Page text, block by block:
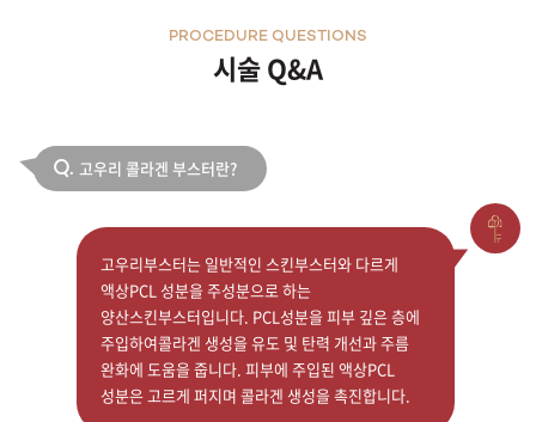
시술 Q&A
PROCEDURE QUESTIONS
Q. 고우리 콜라겐 부스터란?
고우리부스터는 일반적인 스킨부스터와 다르게
액상PCL 성분을 주성분으로 하는
양산스킨부스터입니다. PCL성분을 피부 깊은 층에
주입하여콜라겐 생성을 유도 및 탄력 개선과 주름
완화에 도움을 줍니다. 피부에 주입된 액상PCL
성분은 고르게 퍼지며 콜라겐 생성을 촉진합니다.